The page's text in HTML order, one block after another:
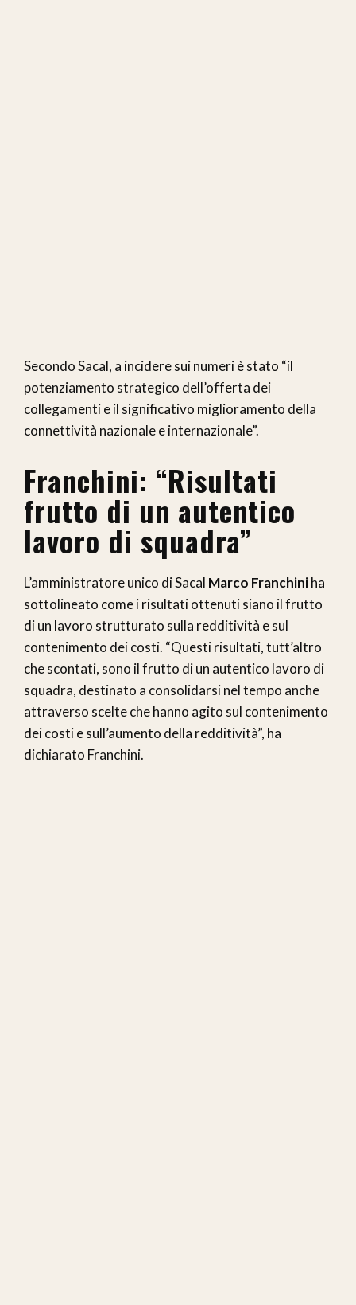
Secondo Sacal, a incidere sui numeri è stato “il
potenziamento strategico dell’offerta dei
collegamenti e il significativo miglioramento della
connettività nazionale e internazionale”.
Franchini: “Risultati
frutto di un autentico
lavoro di squadra”
L’amministratore unico di Sacal Marco Franchiniha
sottolineato come i risultati ottenuti siano il frutto
di un lavoro strutturato sulla redditività e sul
contenimento dei costi. “Questi risultati, tutt’altro
che scontati, sono il frutto di un autentico lavoro di
squadra, destinato a consolidarsi nel tempo anche
attraverso scelte che hanno agito sul contenimento
dei costi e sull’aumento della redditività”, ha
dichiarato Franchini.